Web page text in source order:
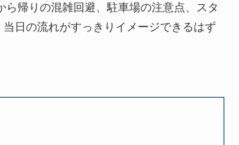
ら帰りの混雑回避、駐車場の注意点、スタ
日の流れがすっきりイメージできるはず